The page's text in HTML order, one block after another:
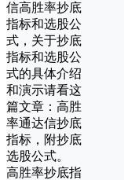
信高胜率抄底
指标和选股公
式，关于抄底
指标和选股公
式的具体介绍
和演示请看这
篇文章：高胜
率通达信抄底
指标，附抄底
选股公式。
高胜率抄底指